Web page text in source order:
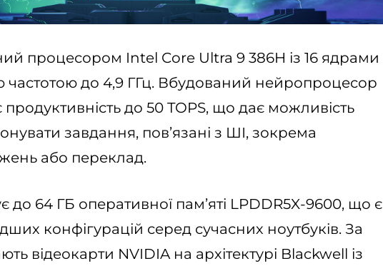
процесором Intel Core Ultra 9 386H із 16 ядрами
до 4,9 ГГц. Вбудований нейропроцесор
продуктивність до 50 TOPS, що дає можливість
завдання, пов’язані з ШІ, зокрема
або переклад.
до 64 ГБ оперативної пам’яті LPDDR5X-9600, що є
конфігурацій серед сучасних ноутбуків. За
відеокарти NVIDIA на архітектурі Blackwell із